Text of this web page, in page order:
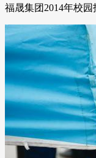
福晟集团2014年校